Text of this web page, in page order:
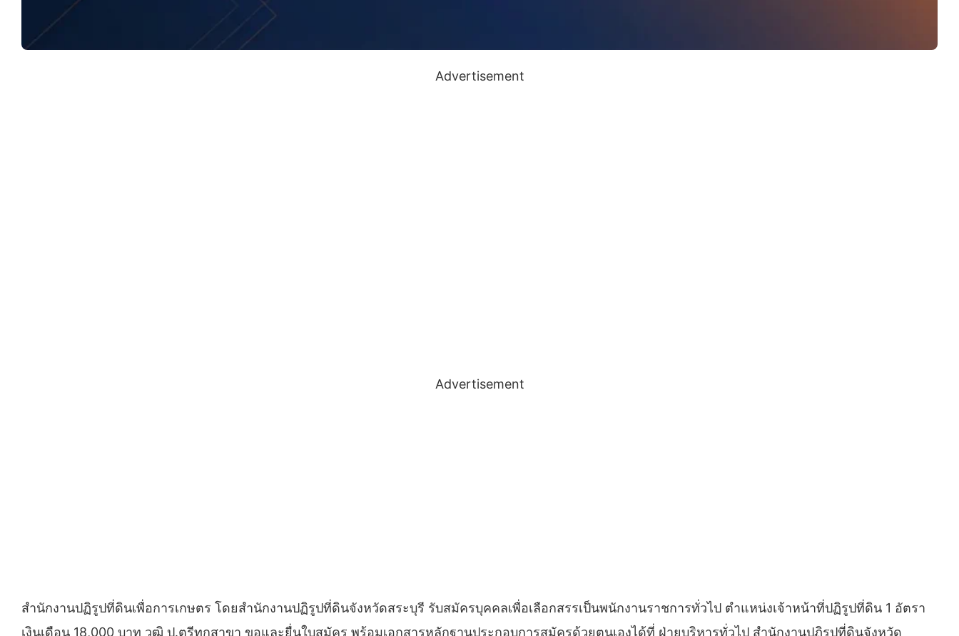
Advertisement
Advertisement
สำนักงานปฏิรูปที่ดินเพื่อการเกษตร โดยสำนักงานปฏิรูปที่ดินจังหวัดสระบุรี รับสมัครบุคคลเพื่อเลือกสรรเป็นพนักงานราชการทั่วไป ตำแหน่งเจ้าหน้าที่ปฏิรูปที่ดิน 1 อัตรา
เงินเดือน 18,000 บาท วุฒิ ป.ตรีทุกสาขา ขอและยื่นใบสมัคร พร้อมเอกสารหลักฐานประกอบการสมัครด้วยตนเองได้ที่ ฝ่ายบริหารทั่วไป สำนักงานปฏิรูปที่ดินจังหวัด